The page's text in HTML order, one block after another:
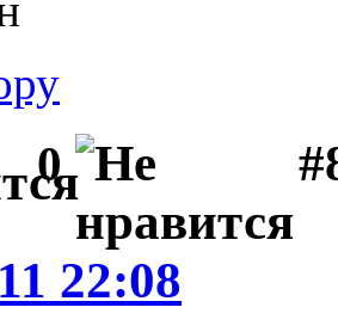
0
22:08